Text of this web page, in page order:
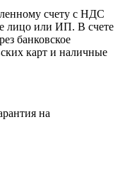
счету c НДС
лицо или ИП. В счете
банковское
карт и наличные
на